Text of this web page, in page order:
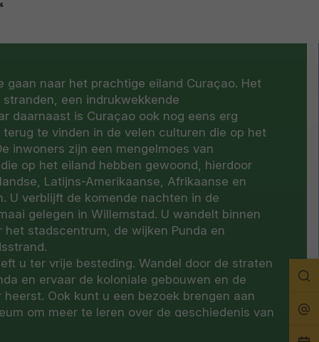
gaan naar het prachtige eiland Curaçao. Het
een indrukwekkende
daarnaast is Curaçao ook nog eens erg
terug te vinden in de velen culturen die op het
inwoners zijn een mengelmoes van
op het eiland hebben gewoond, hierdoor
Latijns-Amerikaanse, Afrikaanse en
U verblijft de komende nachten in de
gelegen in Willemstad. U wandelt binnen
het stadscentrum, de wijken Punda en
u ter vrije besteding. Wandel door de straten
en ervaar de koloniale gebouwen en de
Ook kunt u een bezoek brengen aan
om meer te leren over de geschiedenis van
of geniet van een lunch bij Plasa Bieu